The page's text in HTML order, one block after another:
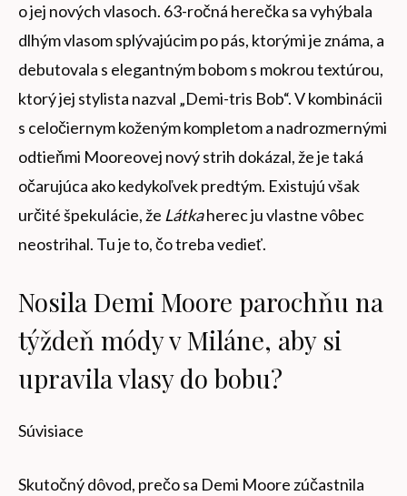
o jej nových vlasoch. 63-ročná herečka sa vyhýbala
dlhým vlasom splývajúcim po pás, ktorými je známa, a
debutovala s elegantným bobom s mokrou textúrou,
ktorý jej stylista nazval „Demi-tris Bob“. V kombinácii
s celočiernym koženým kompletom a nadrozmernými
odtieňmi Mooreovej nový strih dokázal, že je taká
očarujúca ako kedykoľvek predtým. Existujú však
určité špekulácie, že Látkaherec ju vlastne vôbec
neostrihal. Tu je to, čo treba vedieť.
Nosila Demi Moore parochňu na
týždeň módy v Miláne, aby si
upravila vlasy do bobu?
Súvisiace
Skutočný dôvod, prečo sa Demi Moore zúčastnila